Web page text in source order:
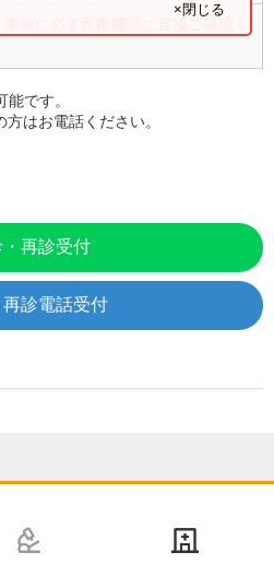
前に必ず医療機関に直接ご確認く
×閉じる
です。
はお電話ください。
再診受付
診電話受付